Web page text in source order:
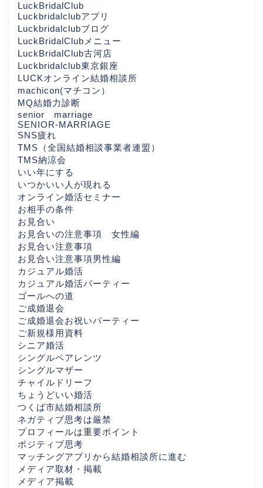
LuckBridalClub
Luckbridalclubアプリ
Luckbridalclubブログ
LuckBridalClubメニュー
LuckBridalClub古河店
Luckbridalclub東京銀座
LUCKオンライン結婚相談所
machicon(マチコン）
MQ結婚力診断
senior marriage
SENIOR-MARRIAGE
SNS疲れ
TMS（全国結婚相談事業者連盟）
TMS納涼会
いい年にする
いつかいい人が現れる
オンライン婚活セミナー
お相手の条件
お見合い
お見合いの注意事項 女性編
お見合い注意事項
お見合い注意事項男性編
カジュアル婚活
カジュアル婚活パーティー
ゴールへの道
ご成婚退会
ご成婚退会お祝いパーティー
ご新規様用資料
シニア婚活
シングルペアレンツ
シングルマザー
チャイルドリーフ
ちょうどいい婚活
つくば市結婚相談所
ネガティブ思考は厳禁
プロフィールは重要ポイント
ポジティブ思考
マッチングアプリから結婚相談所に進む
メディア取材・掲載
メディア掲載